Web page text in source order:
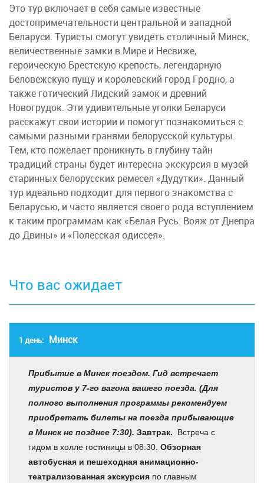
Это тур включает в себя самые известные
достопримечательности центральной и западной
Беларуси. Туристы смогут увидеть столичный Минск,
величественные замки в Мире и Несвиже,
героическую Брестскую крепость, легендарную
Беловежскую пущу и королевский город Гродно, а
также готический Лидский замок и древний
Новогрудок. Эти удивительные уголки Беларуси
расскажут свои истории и помогут познакомиться с
самыми разными гранями белорусской культуры.
Тем, кто пожелает проникнуть в глубину тайн
традиций страны будет интересна экскурсия в музей
старинных белорусских ремесел «Дудутки». Данный
тур идеально подходит для первого знакомства с
Беларусью, и часто является своего рода вступлением
к таким программам как «Белая Русь: Вояж от Днепра
до Двины» и «Полесская одиссея».
Что вас ожидает
1 день: Минск
Прибытие в Минск поездом. Гид встречает
туристов у 7-го вагона вашего поезда. (Для
полного выполнения программы рекомендуем
приобретать билеты на поезда прибывающие
в Минск не позднее 7:30). Завтрак. Встреча с
гидом в холле гостиницы в 08:30. Обзорная
автобусная и пешеходная анимационно-
театрализованная экскурсия по главным